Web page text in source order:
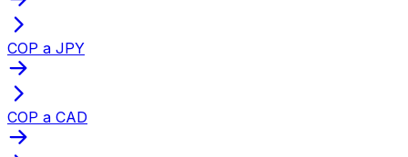
COP a JPY
COP a CAD